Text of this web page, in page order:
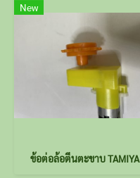
New
ข้อต่อล้อตีนตะขาบ TAMIYA